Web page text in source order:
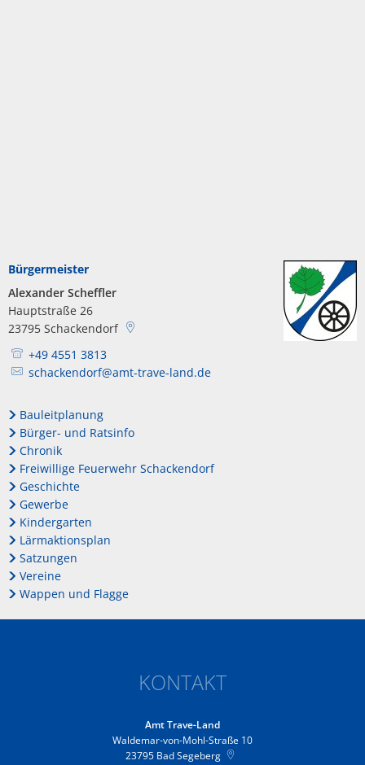
Bürgermeister
Alexander Scheffler
Hauptstraße 26
23795 Schackendorf
+49 4551 3813
schackendorf@amt-trave-land.de
Bauleitplanung
Bürger- und Ratsinfo
Chronik
Freiwillige Feuerwehr Schackendorf
Geschichte
Gewerbe
Kindergarten
Lärmaktionsplan
Satzungen
Vereine
Wappen und Flagge
KONTAKT
Amt Trave-Land
Waldemar-von-Mohl-Straße 10
23795 Bad Segeberg